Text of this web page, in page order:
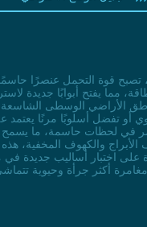
مما يفتح أبوابًا جديدة
أو تفضل أسلوبًا مرنًا
في لحظات حاسمة، ما
والكهوف المخفية،
على اختبار أساليب جديدة